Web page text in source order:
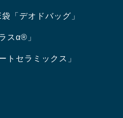
「デオドバッグ」
スα®」
トセラミックス」